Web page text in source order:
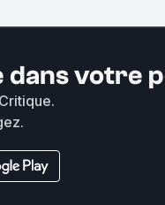
dans votre